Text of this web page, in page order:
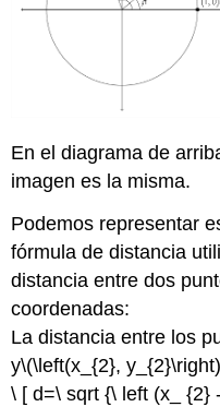
En el diagrama de
imagen es la misma.
Podemos representar
fórmula de distancia
distancia entre dos
coordenadas:
La distancia entre los
y\(\left(x_{2},
\ [ d=\ sqrt {\ left (x_ {2}